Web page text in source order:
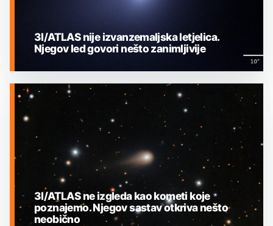
MEĐUZVJEZDANI OBJEKTI
3I/ATLAS nije izvanzemaljska letjelica.
Njegov led govori nešto zanimljivije
3I/ATLAS ne izgleda kao kometi koje
poznajemo. Njegov sastav otkriva nešto
neobično